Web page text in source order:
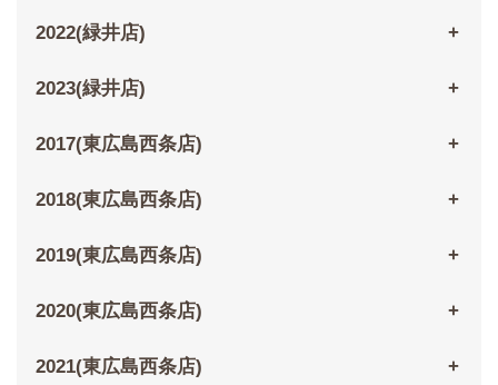
2022(緑井店)
2023(緑井店)
2017(東広島西条店)
2018(東広島西条店)
2019(東広島西条店)
2020(東広島西条店)
2021(東広島西条店)